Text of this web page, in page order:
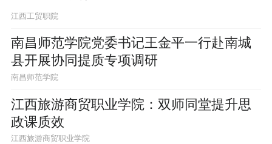
江西工贸职院
南昌师范学院党委书记王金平一行赴南城
县开展协同提质专项调研
南昌师范学院
江西旅游商贸职业学院：双师同堂提升思
政课质效
江西旅游商贸职业学院